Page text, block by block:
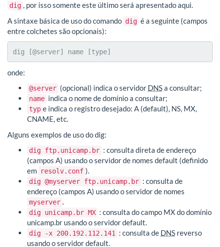
dig , por isso somente este último será apresentado aqui.
A sintaxe básica de uso do comando dig é a seguinte (campos
entre colchetes são opcionais):
dig [@server] name [type]
onde:
@server (opcional) indica o servidor DNSa consultar;
name indica o nome de domínio a consultar;
typ e indica o registro desejado: A (default), NS, MX,
CNAME, etc.
Alguns exemplos de uso do dig:
dig ftp.unicamp.br : consulta direta de endereço
(campos A) usando o servidor de nomes default (definido
em resolv.conf ).
dig @myserver ftp.unicamp.br : consulta de
endereço (campos A) usando o servidor de nomes
myserver .
dig unicamp.br MX : consulta do campo MX do domínio
unicamp.br usando o servidor default.
dig -x 200.192.112.141 : consulta de DNS reverso
usando o servidor default.